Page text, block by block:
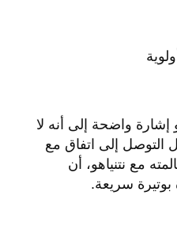
إشارة واضحة إلى أنه لا
التوصل إلى اتفاق مع
مع نتنياهو، أن
سريعة.